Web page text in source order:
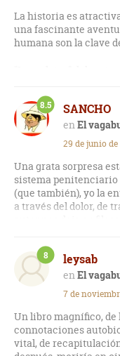
La historia es
una fascinante
humana son la clave
"Los relatos" del
demasiado extensos
consigue conquistar
historia. Aún y así la
estrellas" es ágil,
momentos) aunque
Posiblemente sea de
vuelve a releer...
SANCHO
El
8.5
29 de junio de
Una grata sorpresa
sistema penitenciario
(que también), yo la
a través del dolor, de
autor nos deja su
evolución (involución
desarrollo del alma
último párrafo.
Lo dicho una muy
leysab
El
8
7 de
Un libro magnífico, de
connotaciones
vital, de